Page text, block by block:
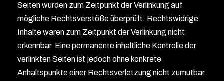
Seiten wurden zum Zeitpunkt der Verlinkung auf
mögliche Rechtsverstöße überprüft. Rechtswidrige
Inhalte waren zum Zeitpunkt der Verlinkung nicht
erkennbar. Eine permanente inhaltliche Kontrolle der
verlinkten Seiten ist jedoch ohne konkrete
Anhaltspunkte einer Rechtsverletzung nicht zumutbar.